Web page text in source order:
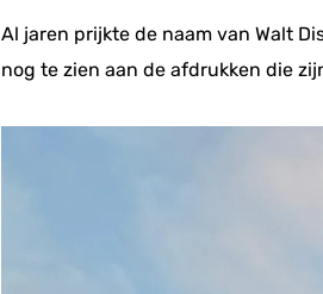
Al jaren prijkte de naam van Walt
nog te zien aan de afdrukken die